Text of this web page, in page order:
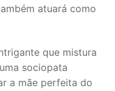
atuará como
que mistura
sociopata
a mãe perfeita do